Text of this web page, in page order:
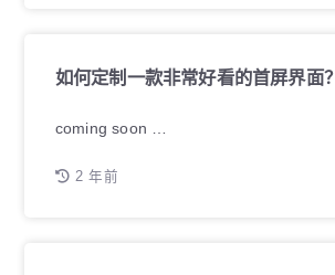
如何定制一款非常好看的首屏界面？
coming soon …
2 年前